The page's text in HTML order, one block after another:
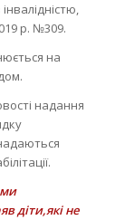
р. №309.
на
надання
діти,які не